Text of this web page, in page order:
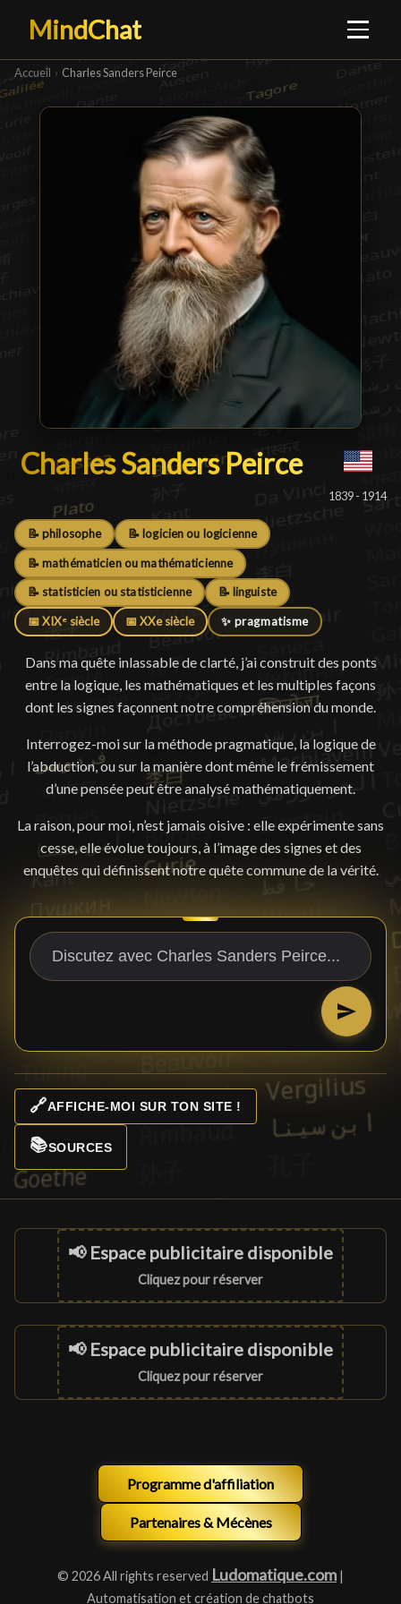
MindChat
Accueil › Charles Sanders Peirce
Charles Sanders Peirce
Charles Sanders Peirce█
1839 - 1914
📝 philosophe 📝 logicien ou logicienne
📝 mathématicien ou mathématicienne
📝 statisticien ou statisticienne 📝 linguiste
📅 XIXᵉ siècle 📅 XXe siècle ✨ pragmatisme
Dans ma quête inlassable de clarté, j’ai construit des ponts
entre la logique, les mathématiques et les multiples façons
dont les signes façonnent notre compréhension du monde.
Interrogez-moi sur la méthode pragmatique, la logique de
l’abduction, ou sur la manière dont même le frémissement
d’une pensée peut être analysé mathématiquement.
La raison, pour moi, n’est jamais oisive : elle expérimente sans
cesse, elle évolue toujours, à l’image des signes et des
enquêtes qui définissent notre quête commune de la vérité.
🔗AFFICHE-MOI SUR TON SITE !
📚SOURCES
📢 Espace publicitaire disponible
Cliquez pour réserver
📢 Espace publicitaire disponible
Cliquez pour réserver
Programme d'affiliation
Partenaires & Mécènes
© 2026 All rights reserved Ludomatique.com |
Automatisation et création de chatbots